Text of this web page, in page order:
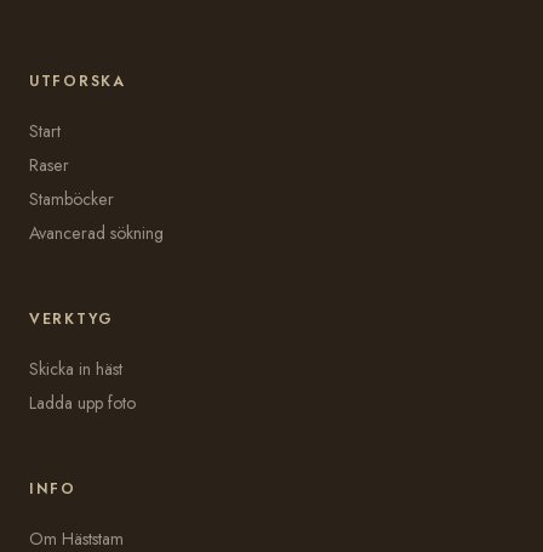
UTFORSKA
Start
Raser
Stamböcker
Avancerad sökning
VERKTYG
Skicka in häst
Ladda upp foto
INFO
Om Häststam